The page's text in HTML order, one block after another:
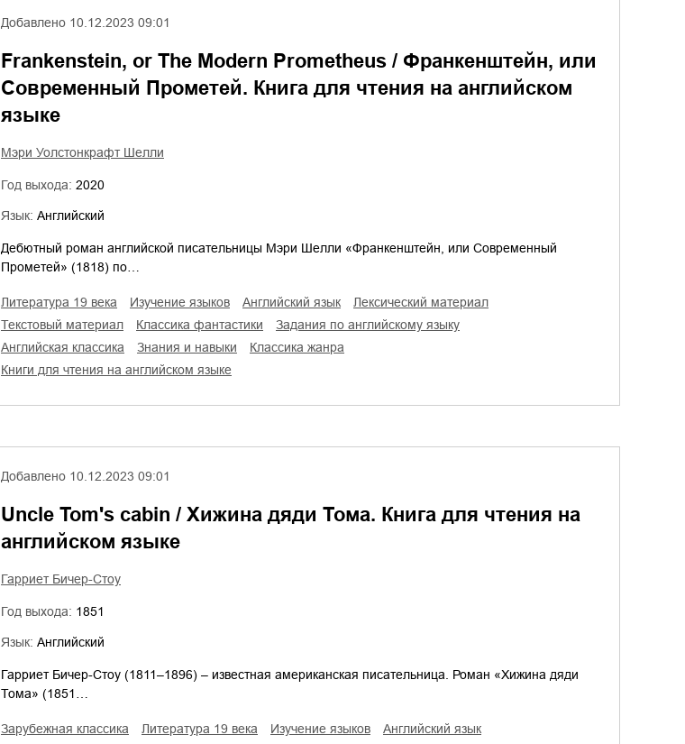
Добавлено 10.12.2023 09:01
Frankenstein, or The Modern Prometheus / Франкенштейн, или
Современный Прометей. Книга для чтения на английском
языке
Мэри Уолстонкрафт Шелли
Год выхода: 2020
Язык: Английский
Дебютный роман английской писательницы Мэри Шелли «Франкенштейн, или Современный
Прометей» (1818) по…
литература 19 века изучение языков английский язык
лексический материал
текстовый материал
классика фантастики
задания по английскому языку
английская классика
знания и навыки
классика жанра
книги для чтения на английском языке
Добавлено 10.12.2023 09:01
Uncle Tom's cabin / Хижина дяди Тома. Книга для чтения на
английском языке
Гарриет Бичер-Стоу
Год выхода: 1851
Язык: Английский
Гарриет Бичер-Стоу (1811–1896) – известная американская писательница. Роман «Хижина дяди
Тома» (1851…
зарубежная классика литература 19 века изучение языков
английский язык